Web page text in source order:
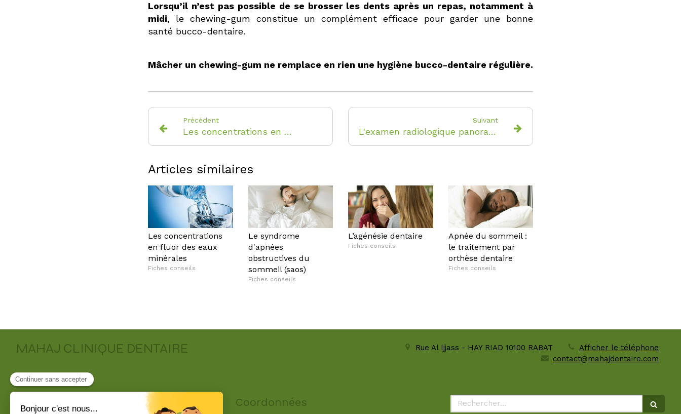
Lorsqu’il n’est pas possible de se brosser les dents après un repas, notamment à
midi, le chewing-gum constitue un complément efficace pour garder une bonne
santé bucco-dentaire.
Mâcher un chewing-gum ne remplace en rien une hygiène bucco-dentaire régulière.
Précédent
Les concentrations en fluor des eaux minérales
Suivant
L'examen radiologique panoramique
Articles similaires
Les concentrations
en fluor des eaux
minérales
Fiches conseils
Le syndrome
d'apnées
obstructives du
sommeil (saos)
Fiches conseils
L’agénésie dentaire
Fiches conseils
Apnée du sommeil :
le traitement par
orthèse dentaire
Fiches conseils
MAHAJ CLINIQUE DENTAIRE Rue Al Ijjass - HAY RIAD 10100 RABAT
Afficher le téléphone
contact@mahajdentaire.com
Coordonnées Rechercher